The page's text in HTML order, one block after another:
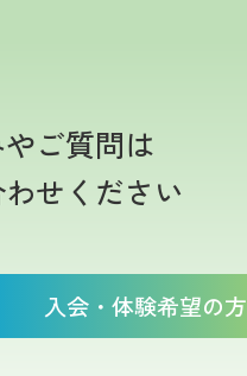
ご質問は
せください
入会・体験希望の方